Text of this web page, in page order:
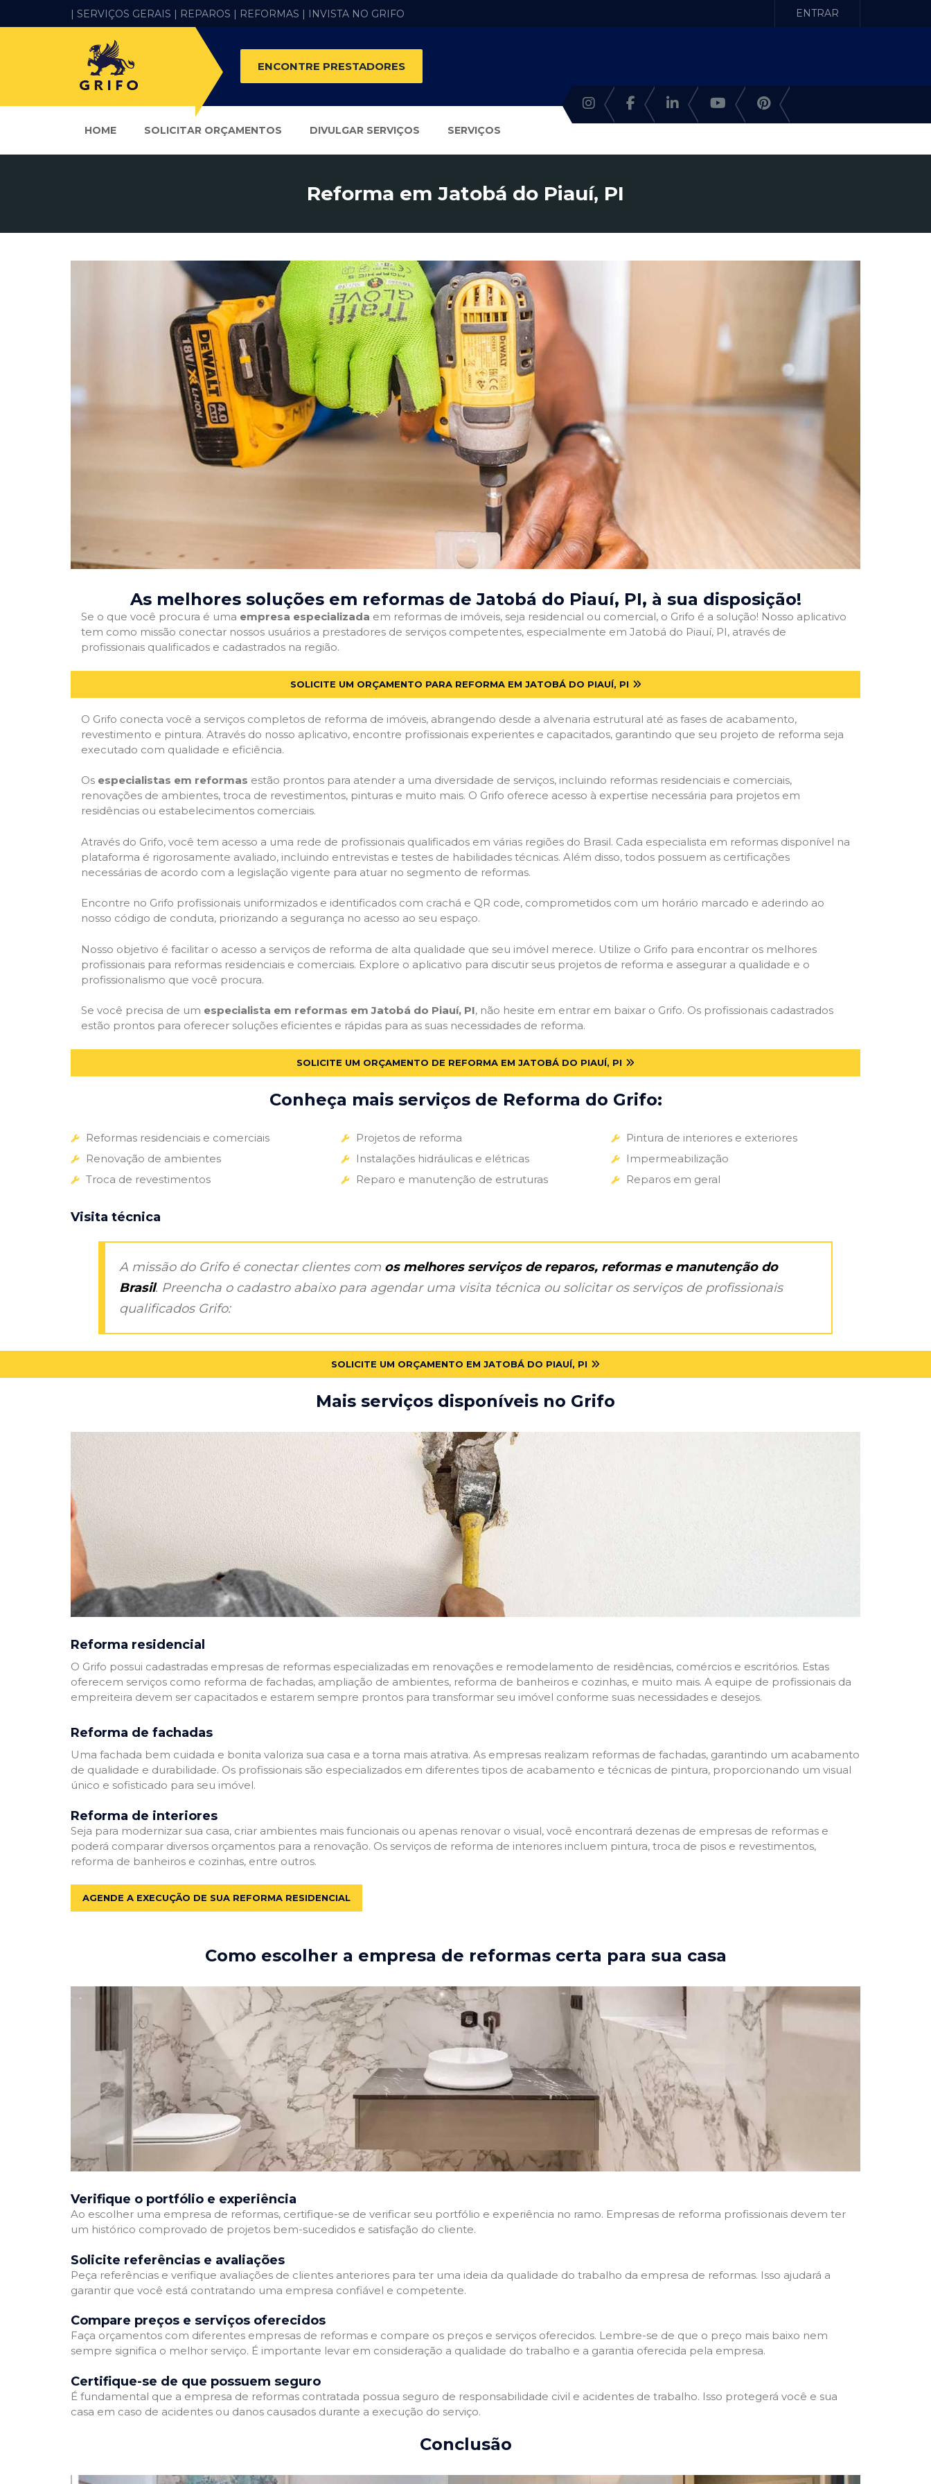
| SERVIÇOS GERAIS | REPAROS | REFORMAS | INVISTA NO GRIFO ENTRAR
ENCONTRE PRESTADORES
HOME SOLICITAR ORÇAMENTOS DIVULGAR SERVIÇOS SERVIÇOS
Reforma em Jatobá do Piauí, PI
As melhores soluções em reformas de Jatobá do Piauí, PI, à sua disposição!
Se o que você procura é uma empresa especializada em reformas de imóveis, seja residencial ou comercial, o Grifo é a solução! Nosso aplicativo
tem como missão conectar nossos usuários a prestadores de serviços competentes, especialmente em Jatobá do Piauí, PI, através de
profissionais qualificados e cadastrados na região.
SOLICITE UM ORÇAMENTO PARA REFORMA EM JATOBÁ DO PIAUÍ, PI
O Grifo conecta você a serviços completos de reforma de imóveis, abrangendo desde a alvenaria estrutural até as fases de acabamento,
revestimento e pintura. Através do nosso aplicativo, encontre profissionais experientes e capacitados, garantindo que seu projeto de reforma seja
executado com qualidade e eficiência.
Os especialistas em reformas estão prontos para atender a uma diversidade de serviços, incluindo reformas residenciais e comerciais,
renovações de ambientes, troca de revestimentos, pinturas e muito mais. O Grifo oferece acesso à expertise necessária para projetos em
residências ou estabelecimentos comerciais.
Através do Grifo, você tem acesso a uma rede de profissionais qualificados em várias regiões do Brasil. Cada especialista em reformas disponível na
plataforma é rigorosamente avaliado, incluindo entrevistas e testes de habilidades técnicas. Além disso, todos possuem as certificações
necessárias de acordo com a legislação vigente para atuar no segmento de reformas.
Encontre no Grifo profissionais uniformizados e identificados com crachá e QR code, comprometidos com um horário marcado e aderindo ao
nosso código de conduta, priorizando a segurança no acesso ao seu espaço.
Nosso objetivo é facilitar o acesso a serviços de reforma de alta qualidade que seu imóvel merece. Utilize o Grifo para encontrar os melhores
profissionais para reformas residenciais e comerciais. Explore o aplicativo para discutir seus projetos de reforma e assegurar a qualidade e o
profissionalismo que você procura.
Se você precisa de um especialista em reformas em Jatobá do Piauí, PI, não hesite em entrar em baixar o Grifo. Os profissionais cadastrados
estão prontos para oferecer soluções eficientes e rápidas para as suas necessidades de reforma.
SOLICITE UM ORÇAMENTO DE REFORMA EM JATOBÁ DO PIAUÍ, PI
Conheça mais serviços de Reforma do Grifo:
Reformas residenciais e comerciais
Renovação de ambientes
Troca de revestimentos
Projetos de reforma
Instalações hidráulicas e elétricas
Reparo e manutenção de estruturas
Pintura de interiores e exteriores
Impermeabilização
Reparos em geral
Visita técnica
A missão do Grifo é conectar clientes com os melhores serviços de reparos, reformas e manutenção do
Brasil. Preencha o cadastro abaixo para agendar uma visita técnica ou solicitar os serviços de profissionais
qualificados Grifo:
SOLICITE UM ORÇAMENTO EM JATOBÁ DO PIAUÍ, PI
Mais serviços disponíveis no Grifo
Reforma residencial
O Grifo possui cadastradas empresas de reformas especializadas em renovações e remodelamento de residências, comércios e escritórios. Estas
oferecem serviços como reforma de fachadas, ampliação de ambientes, reforma de banheiros e cozinhas, e muito mais. A equipe de profissionais da
empreiteira devem ser capacitados e estarem sempre prontos para transformar seu imóvel conforme suas necessidades e desejos.
Reforma de fachadas
Uma fachada bem cuidada e bonita valoriza sua casa e a torna mais atrativa. As empresas realizam reformas de fachadas, garantindo um acabamento
de qualidade e durabilidade. Os profissionais são especializados em diferentes tipos de acabamento e técnicas de pintura, proporcionando um visual
único e sofisticado para seu imóvel.
Reforma de interiores
Seja para modernizar sua casa, criar ambientes mais funcionais ou apenas renovar o visual, você encontrará dezenas de empresas de reformas e
poderá comparar diversos orçamentos para a renovação. Os serviços de reforma de interiores incluem pintura, troca de pisos e revestimentos,
reforma de banheiros e cozinhas, entre outros.
AGENDE A EXECUÇÃO DE SUA REFORMA RESIDENCIAL
Como escolher a empresa de reformas certa para sua casa
Verifique o portfólio e experiência
Ao escolher uma empresa de reformas, certifique-se de verificar seu portfólio e experiência no ramo. Empresas de reforma profissionais devem ter
um histórico comprovado de projetos bem-sucedidos e satisfação do cliente.
Solicite referências e avaliações
Peça referências e verifique avaliações de clientes anteriores para ter uma ideia da qualidade do trabalho da empresa de reformas. Isso ajudará a
garantir que você está contratando uma empresa confiável e competente.
Compare preços e serviços oferecidos
Faça orçamentos com diferentes empresas de reformas e compare os preços e serviços oferecidos. Lembre-se de que o preço mais baixo nem
sempre significa o melhor serviço. É importante levar em consideração a qualidade do trabalho e a garantia oferecida pela empresa.
Certifique-se de que possuem seguro
É fundamental que a empresa de reformas contratada possua seguro de responsabilidade civil e acidentes de trabalho. Isso protegerá você e sua
casa em caso de acidentes ou danos causados durante a execução do serviço.
Conclusão